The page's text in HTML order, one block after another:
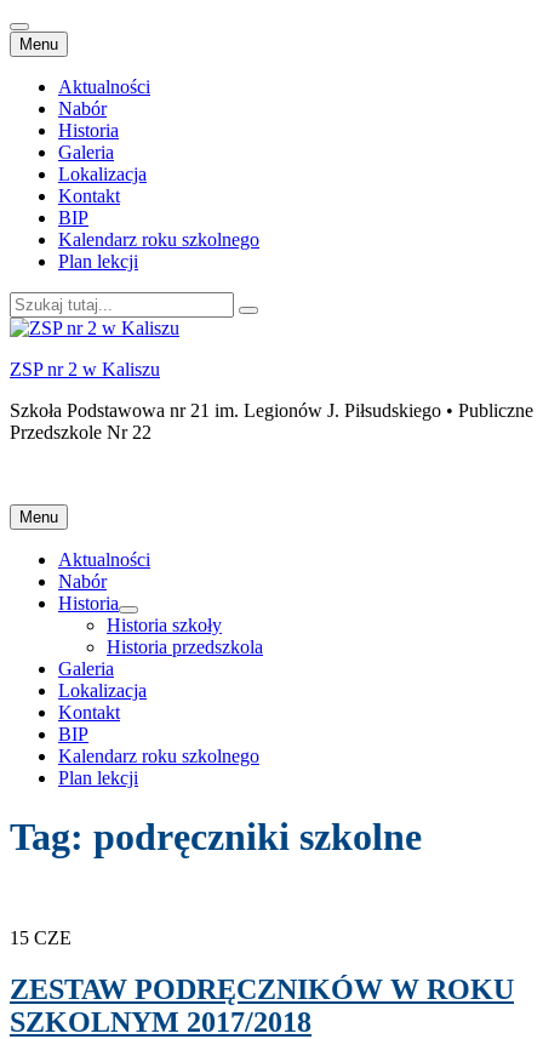
Menu Przejdź
do
treści
Aktualności
Nabór
Historia
Galeria
Lokalizacja
Kontakt
BIP
Kalendarz roku szkolnego
Plan lekcji
Szukaj:
ZSP nr 2 w Kaliszu
Szkoła Podstawowa nr 21 im. Legionów J. Piłsudskiego • Publiczne
Przedszkole Nr 22
Menu Przejdź
do
treści
Aktualności
Nabór
Historia
rozwiń
menu
potomne
Historia szkoły
Historia przedszkola
Galeria
Lokalizacja
Kontakt
BIP
Kalendarz roku szkolnego
Plan lekcji
Tag: podręczniki szkolne
15 CZE
ZESTAW PODRĘCZNIKÓW W ROKU
SZKOLNYM 2017/2018